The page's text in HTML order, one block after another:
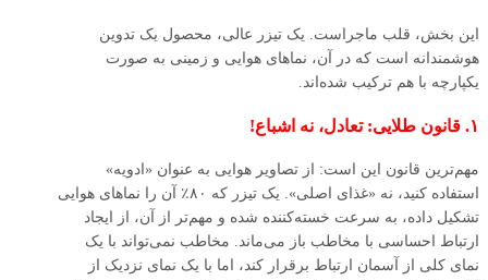
این بخش، قلب ماجراست. یک تیزر عالی، محصول یک تدوین
هوشمندانه است که در آن، نماهای هوایی و زمینی به صورت
یکپارچه با هم ترکیب شده‌اند.
۱. قانون طلایی: تعادل، نه اشباع!
مهم‌ترین قانون این است: از تصاویر هوایی به عنوان «ادویه»
استفاده کنید، نه «غذای اصلی». یک تیزر که ۸۰٪ آن را نماهای هوایی
تشکیل داده، به سرعت خسته‌کننده شده و مهم‌تر از آن، از ایجاد
ارتباط احساسی با مخاطب باز می‌ماند. مخاطب نمی‌تواند با یک
نمای کلی از آسمان ارتباط برقرار کند، اما با یک نمای نزدیک از